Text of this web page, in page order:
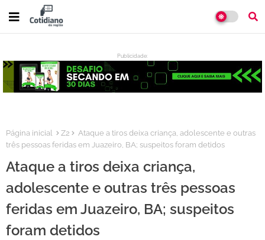
Publicidade:
:
Página inicial Z2
Ataque a tiros deixa criança, adolescente e outras
três pessoas feridas em Juazeiro, BA; suspeitos foram detidos
Ataque a tiros deixa criança,
adolescente e outras três pessoas
feridas em Juazeiro, BA; suspeitos
foram detidos